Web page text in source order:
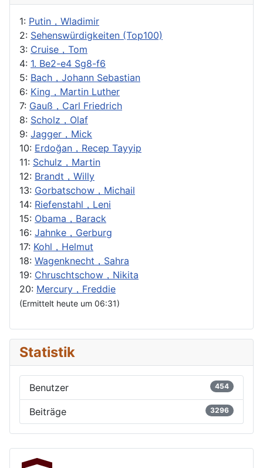
1: Putin，Wladimir
2: Sehenswürdigkeiten (Top100)
3: Cruise，Tom
4: 1. Be2-e4 Sg8-f6
5: Bach，Johann Sebastian
6: King，Martin Luther
7: Gauß，Carl Friedrich
8: Scholz，Olaf
9: Jagger，Mick
10: Erdoğan，Recep Tayyip
11: Schulz，Martin
12: Brandt，Willy
13: Gorbatschow，Michail
14: Riefenstahl，Leni
15: Obama，Barack
16: Jahnke，Gerburg
17: Kohl，Helmut
18: Wagenknecht，Sahra
19: Chruschtschow，Nikita
20: Mercury，Freddie
(Ermittelt heute um 06:31)
Statistik
Benutzer 454
Beiträge 3296